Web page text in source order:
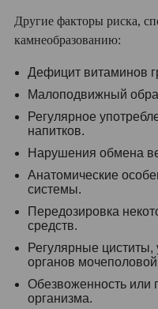
Другие факторы риска,
камнеобразованию:
Дефицит витаминов
Малоподвижный
Регулярное
напитков.
Нарушения обмена
Анатомические
системы.
Передозировка
средств.
Регулярные циститы,
органов
Обезвоженность или
организма.